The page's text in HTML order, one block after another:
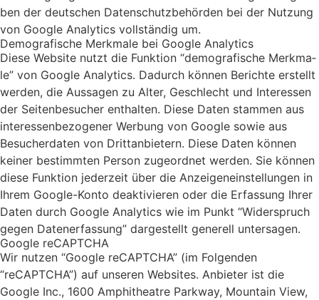
ben der deut­schen Daten­schutz­be­hör­den bei der Nut­zung
von Goog­le Ana­ly­tics voll­stän­dig um.
Demo­gra­fi­sche Merk­ma­le bei Goog­le Ana­ly­tics
Die­se Web­site nutzt die Funk­ti­on “demo­gra­fi­sche Merk­ma­
le” von Goog­le Ana­ly­tics. Dadurch kön­nen Berich­te erstellt
wer­den, die Aus­sa­gen zu Alter, Geschlecht und Inter­es­sen
der Sei­ten­be­su­cher ent­hal­ten. Die­se Daten stam­men aus
inter­es­sen­be­zo­ge­ner Wer­bung von Goog­le sowie aus
Besu­cher­da­ten von Dritt­an­bie­tern. Die­se Daten kön­nen
kei­ner bestimm­ten Per­son zuge­ord­net wer­den. Sie kön­nen
die­se Funk­ti­on jeder­zeit über die Anzei­gen­ein­stel­lun­gen in
Ihrem Goog­le-Kon­to deak­ti­vie­ren oder die Erfas­sung Ihrer
Daten durch Goog­le Ana­ly­tics wie im Punkt “Wider­spruch
gegen Daten­er­fas­sung” dar­ge­stellt gene­rell unter­sa­gen.
Goog­le reCAPTCHA
Wir nut­zen “Goog­le reCAPTCHA” (im Fol­gen­den
“reCAPTCHA”) auf unse­ren Web­sites. Anbie­ter ist die
Goog­le Inc., 1600 Amphi­theat­re Park­way, Moun­tain View,